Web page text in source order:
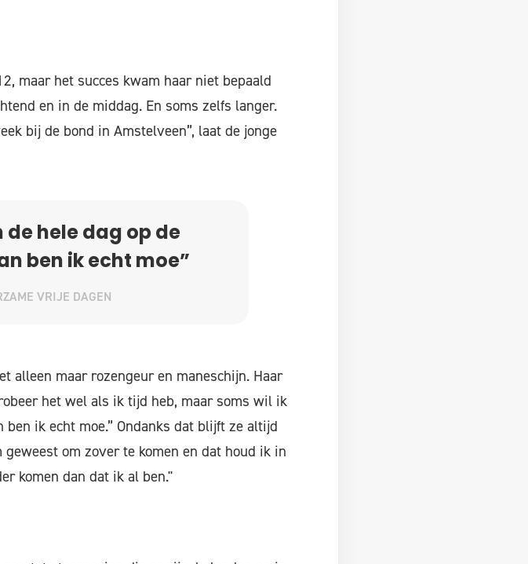
maar het succes kwam haar niet bepaald
en in de middag. En soms zelfs langer.
bij de bond in Amstelveen”, laat de jonge
de hele dag op de
ben ik echt moe”
VRIJE DAGEN
alleen maar rozengeur en maneschijn. Haar
het wel als ik tijd heb, maar soms wil ik
ik echt moe.” Ondanks dat blijft ze altijd
om zover te komen en dat houd ik in
komen dan dat ik al ben."